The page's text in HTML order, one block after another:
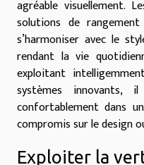
agréable visuellement.
solutions de
s’harmoniser avec le
rendant la vie
exploitant
systèmes innovants,
confortablement dans
compromis sur le design
Exploiter la